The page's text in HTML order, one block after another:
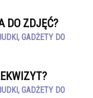
DO ZDJĘĆ?
GADŻETY DO
GADŻETY DO